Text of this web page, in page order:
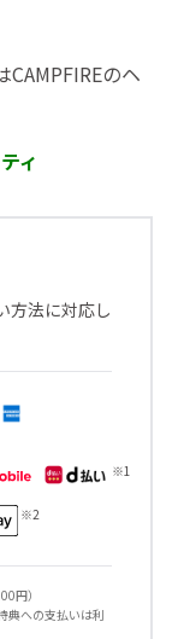
CAMPFIREのヘ
ィ
方法に対応し
円）
典への支払いは利